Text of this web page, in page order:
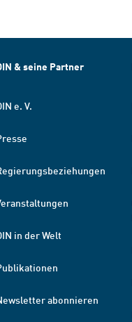
& seine Partner
e. V.
in der Welt
abonnieren